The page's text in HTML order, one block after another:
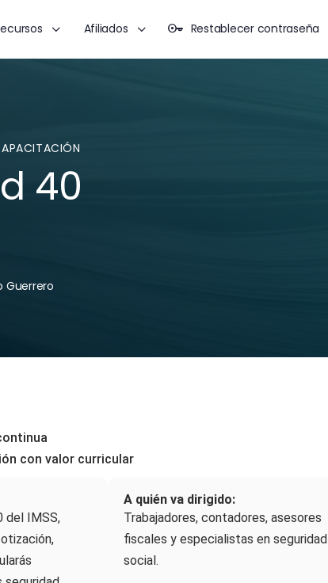
Afiliados Restablecer contraseña
40
Guerrero
con valor curricular
del IMSS,
A quién va dirigido:
Trabajadores, contadores, asesores
fiscales y especialistas en seguridad
social.